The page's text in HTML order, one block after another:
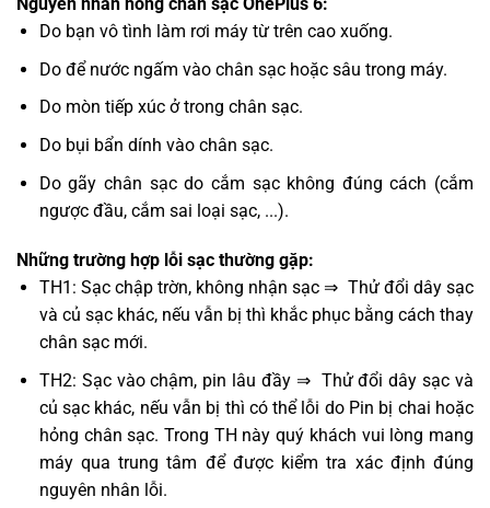
Do bạn vô tình làm rơi máy từ trên cao xuống.
Do để nước ngấm vào chân sạc hoặc sâu trong máy.
Do mòn tiếp xúc ở trong chân sạc.
Do bụi bẩn dính vào chân sạc.
Do gãy chân sạc do cắm sạc không đúng cách (cắm
ngược đầu, cắm sai loại sạc, ...).
Những trường hợp lỗi sạc thường gặp:
TH1: Sạc chập trờn, không nhận sạc ⇒ Thử đổi dây sạc
và củ sạc khác, nếu vẫn bị thì khắc phục bằng cách thay
chân sạc mới.
TH2: Sạc vào chậm, pin lâu đầy ⇒ Thử đổi dây sạc và
củ sạc khác, nếu vẫn bị thì có thể lỗi do Pin bị chai hoặc
hỏng chân sạc. Trong TH này quý khách vui lòng mang
máy qua trung tâm để được kiểm tra xác định đúng
nguyên nhân lỗi.